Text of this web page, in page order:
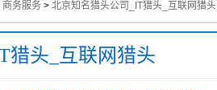
商务服务 > 北京知名猎头公司_IT猎头_互联网猎头
猎头_互联网猎头